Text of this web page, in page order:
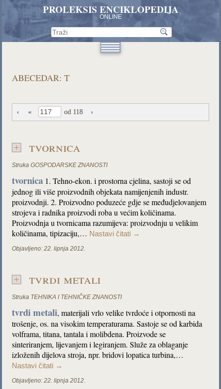
PROLEKSIS ENCIKLOPEDIJA
ONLINE
ABECEDAR: T
‹ « od 118 ›
tvornica
Struka GOSPODARSKE ZNANOSTI
tvornica 1. Tehno-ekon. i prostorna cjelina, sastoji se od
jednog ili više proizvodnih objekata namijenjenih industr.
proizvodnji. 2. Proizvodno poduzeće gdje se međudjelovanjem
strojeva i radnika proizvodi roba u većim količinama.
Proizvodnja u tvornicama razumijeva: proizvodnju u velikim
količinama, tipizaciju,… Nastavi čitati →
Objavljeno: 22. lipnja 2012.
tvrdi metali
Struka TEHNIKA I TEHNIČKE ZNANOSTI
tvrdi metali, materijali vrlo velike tvrdoće i otpornosti na
trošenje, os. na visokim temperaturama. Sastoje se od karbida
volframa, titana, tantala i molibdena. Proizvode se
sinteriranjem, lijevanjem i legiranjem. Služe za oblaganje
izloženih dijelova stroja, npr. bridovi lopatica turbina,…
Nastavi čitati →
Objavljeno: 22. lipnja 2012.